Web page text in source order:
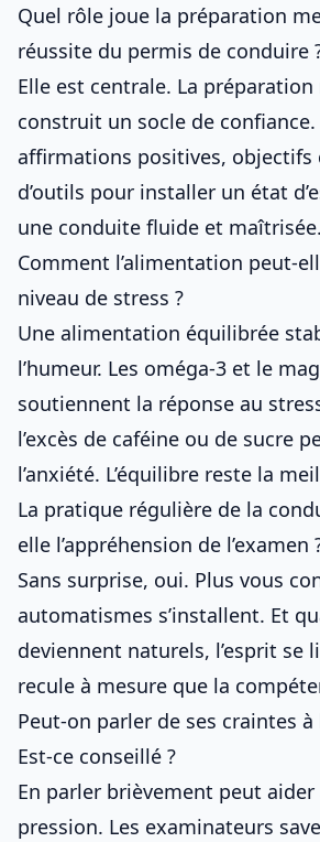
Quel rôle joue la préparation
réussite du permis de conduire
Elle est centrale. La
construit un socle de
affirmations positives,
d’outils pour installer un état
une conduite fluide et maîtrisée.
Comment l’alimentation peut-
niveau de stress ?
Une alimentation équilibrée
l’humeur. Les oméga-3 et le
soutiennent la réponse au
l’excès de caféine ou de sucre
l’anxiété. L’équilibre reste la
La pratique régulière de la
elle l’appréhension de l’examen
Sans surprise, oui. Plus vous
automatismes s’installent. Et
deviennent naturels, l’esprit se
recule à mesure que la
Peut-on parler de ses craintes à
Est-ce conseillé ?
En parler brièvement peut aider
pression. Les examinateurs